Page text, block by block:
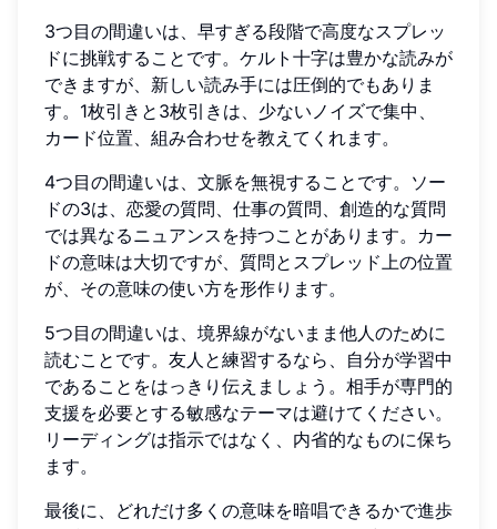
3つ目の間違いは、早すぎる段階で高度なスプレッ
ドに挑戦することです。ケルト十字は豊かな読みが
できますが、新しい読み手には圧倒的でもありま
す。1枚引きと3枚引きは、少ないノイズで集中、
カード位置、組み合わせを教えてくれます。
4つ目の間違いは、文脈を無視することです。ソー
ドの3は、恋愛の質問、仕事の質問、創造的な質問
では異なるニュアンスを持つことがあります。カー
ドの意味は大切ですが、質問とスプレッド上の位置
が、その意味の使い方を形作ります。
5つ目の間違いは、境界線がないまま他人のために
読むことです。友人と練習するなら、自分が学習中
であることをはっきり伝えましょう。相手が専門的
支援を必要とする敏感なテーマは避けてください。
リーディングは指示ではなく、内省的なものに保ち
ます。
最後に、どれだけ多くの意味を暗唱できるかで進歩